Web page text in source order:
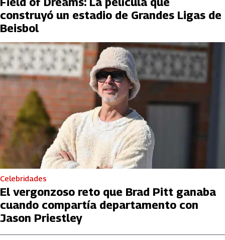
construyó un estadio de Grandes Ligas de
Beisbol
Celebridades
El vergonzoso reto que Brad Pitt ganaba
cuando compartía departamento con
Jason Priestley